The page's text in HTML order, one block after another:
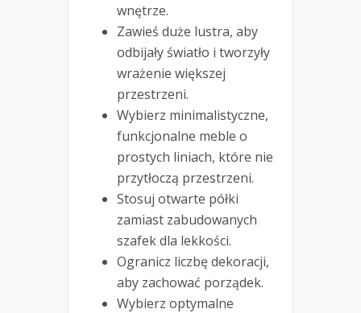
wnętrze.
Zawieś duże lustra, aby
odbijały światło i tworzyły
wrażenie większej
przestrzeni.
Wybierz minimalistyczne,
funkcjonalne meble o
prostych liniach, które nie
przytłoczą przestrzeni.
Stosuj otwarte półki
zamiast zabudowanych
szafek dla lekkości.
Ogranicz liczbę dekoracji,
aby zachować porządek.
Wybierz optymalne